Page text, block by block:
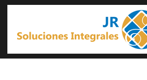
Saltar
contenido